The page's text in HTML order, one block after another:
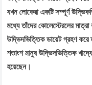
যখন লোকেরা একটি সম্পূর্ণ
মধ্যে তাঁদের কোলেস্টেরলের
উদ্ভিদভিত্তিক ডায়েট গ্রহণ
শতাংশ মানুষ উদ্ভিদভিত্তিক
হয়েছেন।